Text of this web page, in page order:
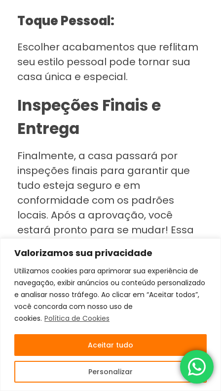
Valorizamos sua privacidade
Utilizamos cookies para aprimorar sua experiência de
navegação, exibir anúncios ou conteúdo personalizado
e analisar nosso tráfego. Ao clicar em “Aceitar todos”,
você concorda com nosso uso de
cookies. Política de Cookies
Personalizar
Aceitar tudo
Toque Pessoal:
Escolher acabamentos que reflitam
seu estilo pessoal pode tornar sua
casa única e especial.
Inspeções Finais e
Entrega
Finalmente, a casa passará por
inspeções finais para garantir que
tudo esteja seguro e em
conformidade com os padrões
locais. Após a aprovação, você
estará pronto para se mudar! Essa
semanas.
Celebração:
Com a conclusão das inspeções, é
Conclusão